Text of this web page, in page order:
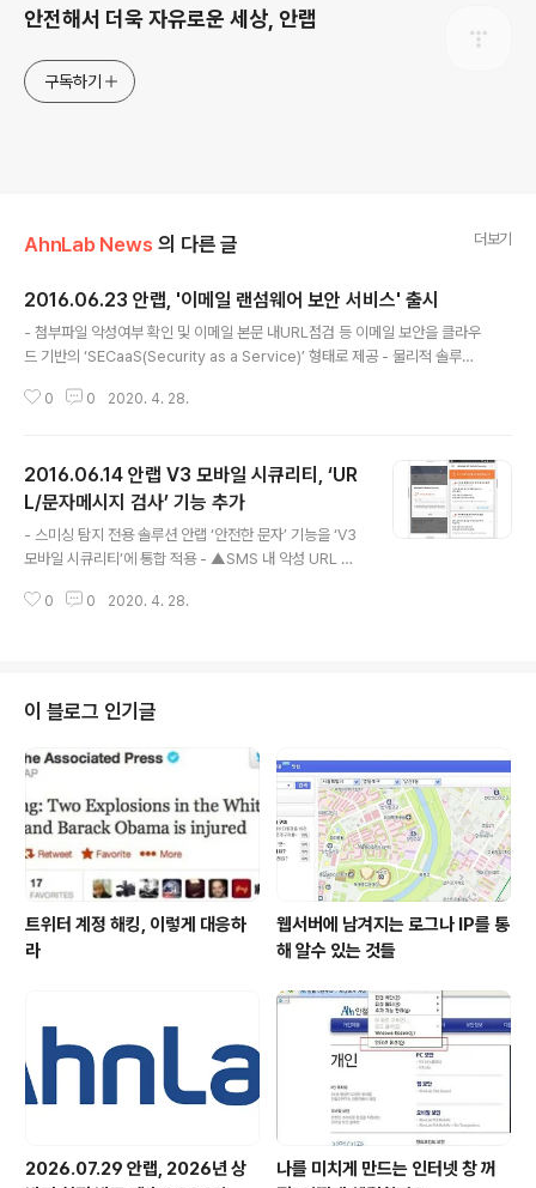
안전해서 더욱 자유로운 세상, 안랩
구독하기
AhnLab News 의 다른 글 더보기
2016.06.23 안랩, '이메일 랜섬웨어 보안 서비스' 출시
- 첨부파일 악성여부 확인 및 이메일 본문 내URL점검 등 이메일 보안을 클라우
드 기반의 ‘SECaaS(Security as a Service)’ 형태로 제공 - 물리적 솔루션
이용 가능 - ▲첨부파일 악성여부 확인 및 차단 ▲이메일 본문 내 URL 점검 ▲
23일 이메일 보안을 클라우드 기반의 서비스 형태로 제공하는 ‘이메일 랜섬웨
어 보안 서비스'를 출시했다. 안랩의 ‘이메일 랜섬웨어 보안서비스’는 ▲이메일
첨부파일의 악성여부 확인 및 차단 ▲이메일 본문 내 URL 점검..
0 0 2020. 4. 28.
2016.06.14 안랩 V3 모바일 시큐리티, ‘UR
L/문자메시지 검사’ 기능 추가
- 스미싱 탐지 전용 솔루션 안랩 ‘안전한 문자’ 기능을 ‘V3
모바일 시큐리티’에 통합 적용 - ▲SMS 내 악성 URL 포
사전 감지 기능 추가 안랩(대표 권치중, www.ahnlab.co
m.ahnlab.v3mobilesecurity.soda )’에 ‘URL/문자 메
시지 검사 기능’을 추가하는 신규 업데이트를 실시했다고
밝혔다. ‘V3 모바일 시큐리티’의 ‘URL/문자 메시지 검사
기능’은 ▲URL을 포함한 문자 메시지 수신 시 UR..
0 0 2020. 4. 28.
이 블로그 인기글
트위터 계정 해킹, 이렇게 대응하
라
웹서버에 남겨지는 로그나 IP를 통
해 알수 있는 것들
2026.07.29 안랩, 2026년 상
나를 미치게 만드는 인터넷 창 꺼